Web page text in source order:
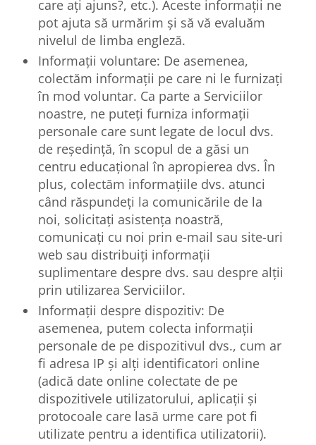
care ați ajuns?, etc.). Aceste informații ne
pot ajuta să urmărim și să vă evaluăm
nivelul de limba engleză.
Informații voluntare: De asemenea,
colectăm informații pe care ni le furnizați
în mod voluntar. Ca parte a Serviciilor
noastre, ne puteți furniza informații
personale care sunt legate de locul dvs.
de reședință, în scopul de a găsi un
centru educațional în apropierea dvs. În
plus, colectăm informațiile dvs. atunci
când răspundeți la comunicările de la
noi, solicitați asistența noastră,
comunicați cu noi prin e-mail sau site-uri
web sau distribuiți informații
suplimentare despre dvs. sau despre alții
prin utilizarea Serviciilor.
Informații despre dispozitiv: De
asemenea, putem colecta informații
personale de pe dispozitivul dvs., cum ar
fi adresa IP și alți identificatori online
(adică date online colectate de pe
dispozitivele utilizatorului, aplicații și
protocoale care lasă urme care pot fi
utilizate pentru a identifica utilizatorii).